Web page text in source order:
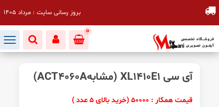
آی سی XL1410E1 (مشابهACT4060A)
قیمت همکار : 50000 (خرید بالای 5 عدد )
بروز رسانی سایت : مرداد 1405
0